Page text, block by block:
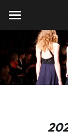
關於我們
公司介紹
願景
頂級服務
精準健康
集
資
先騰馬業
尊榮會員
成為會員
全球據點
All